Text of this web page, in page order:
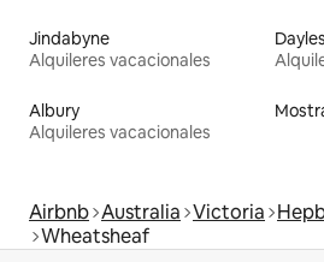
Jindabyne
Alquileres vacacionales
Albury
Alquileres vacacionales
Airbnb Australia Victoria
Wheatsheaf